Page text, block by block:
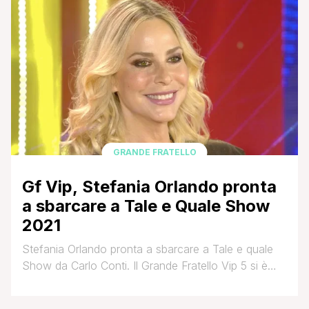
ha dovuto interrompere la sua avventura nello show
dei cugini spagnoli. Il pubblico infatti ha eliminato
definitivamente Valeria tramite il [']
GRANDE FRATELLO
Gf Vip, Stefania Orlando pronta
a sbarcare a Tale e Quale Show
2021
Stefania Orlando pronta a sbarcare a Tale e quale
Show da Carlo Conti. Il Grande Fratello Vip 5 si è